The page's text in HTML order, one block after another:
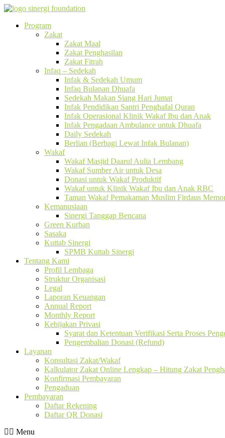
Program
Zakat
Zakat Maal
Zakat Penghasilan
Zakat Fitrah
Infaq – Sedekah
Infak & Sedekah Umum
Infaq Bulanan Dhuafa
Sedekah Makan Siang Hari Jumat
Infak Pendidikan Santri Penghafal Quran
Infak Operasional Klinik Wakaf Ibu dan Anak
Infak Pengadaan Ambulance untuk Dhuafa
Daily Sedekah
Berlian (Berbagi Lewat Infak Bulanan)
Wakaf
Wakaf Masjid Daarul Aulia Lembang
Wakaf Sumber Air untuk Desa
Donasi untuk Wakaf Produktif
Wakaf untuk Klinik Wakaf Ibu dan Anak RBC
Taman Wakaf Pemakaman Muslim Firdaus
Kemanusiaan
Sinergi Tanggap Bencana
Green Kurban
Sasaka
Kuttab Sinergi
SPMB Kuttab Sinergi
Tentang Kami
Profil Lembaga
Struktur Organisasi
Legal
Laporan Keuangan
Annual Report
Monthly Report
Kebijakan Privasi
Syarat dan Ketentuan Verifikasi Serta Proses
Pengembalian Donasi (Refund)
Layanan
Konsultasi Zakat/Wakaf
Kalkulator Zakat Online Lengkap – Hitung Zakat
Konfirmasi Pembayaran
Pengaduan
Pembayaran
Daftar Rekening
Daftar QR Donasi
Menu